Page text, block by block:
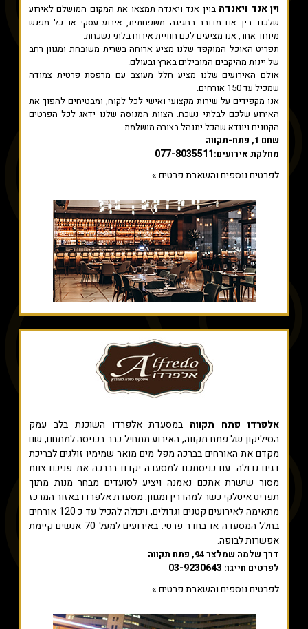
וין אנד ויאנדהבוין אנד ויאנדה תמצאו את המקום המושלם לאירוע
שלכם. בין אם מדובר בחגיגה משפחתית, אירוע עסקי או כל מפגש
מיוחד אחר, אנו מציעים לכם חוויית אירוח בלתי נשכחת.
תפריט האוכל המוקפד שלנו מציע ארוחה בשרית משובחת ומגוון רחב
של יינות מהיקבים המובילים בארץ ובעולם.
אולם האירועים שלנו מציע חלל מעוצב עם מרפסת פרטית צמודה
שמכיל עד 150 אורחים.
אנו מקפידים על שירות מקצועי ואישי לכל לקוח, ומבטיחים להפוך את
האירוע שלכם לבלתי נשכח. הצוות המנוסה שלנו ידאג לכל הפרטים
הקטנים ויוודא שהכל יתנהל בצורה מושלמת.
שחם 1, פתח-תקווה
מחלקת אירועים:077-8035511
לפרטים נוספים והשארת פרטים »
אלפרדו פתח תקווה במסעדת אלפרדו השוכנת בלב עמק
הסיליקון של פתח תקווה, האירוע מתחיל כבר בכניסה למתחם, שם
מקדם את האורחים בברכה מפל מים מואר שמימיו זולגים לבריכת
דגים גדולה. עם כניסתכם למסעדה יקדם בברכה את פניכם צוות
מסור שישרת אתכם נאמנה ויציע לסועדים מבחר מנות מתוך
תפריט איטלקי כשר למהדרין ומגוון. מסעדת אלפרדו באזור המרכז
מתאימה לאירועים קטנים וגדולים, ויכולה להכיל עד כ 120 אורחים
בחלל המסעדה או בחדר פרטי. באירועים למעל 70 אנשים קיימת
אפשרות לבופה.
דרך שלמה שמלצר 94, פתח תקווה
לפרטים חייגו: 03-9230643
לפרטים נוספים והשארת פרטים »